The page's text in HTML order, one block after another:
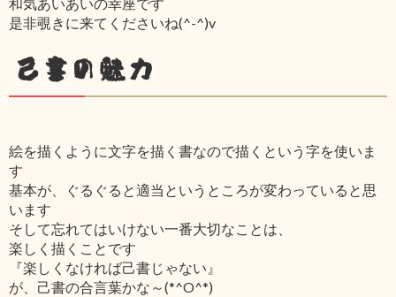
是非覗きに来てくださいね(^-^)v
己書の魅力
絵を描くように文字を描く書なので描くという字を使いま
す
基本が、ぐるぐると適当というところが変わっていると思
います
そして忘れてはいけない一番大切なことは、
楽しく描くことです
『楽しくなければ己書じゃない』
が、己書の合言葉かな～(*^O^*)